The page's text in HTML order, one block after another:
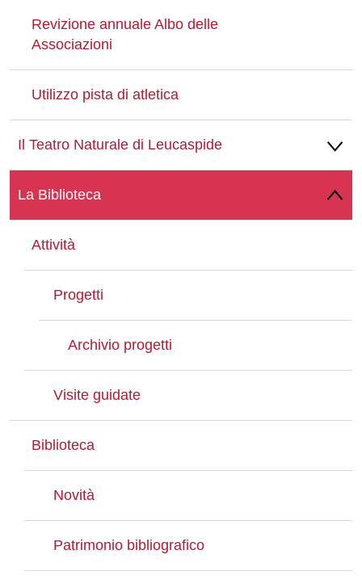
Revizione annuale Albo delle
Associazioni
Utilizzo pista di atletica
Il Teatro Naturale di Leucaspide
La Biblioteca
Attività
Progetti
Archivio progetti
Visite guidate
Biblioteca
Novità
Patrimonio bibliografico